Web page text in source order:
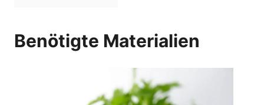
Benötigte Materialien